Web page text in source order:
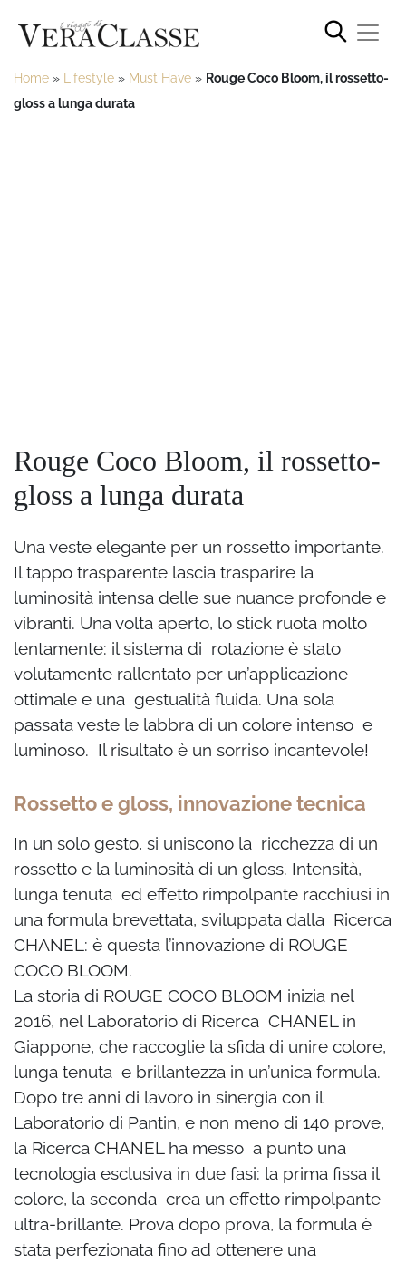
Home » Lifestyle » Must Have » Rouge Coco Bloom, il rossetto-
gloss a lunga durata
Rouge Coco Bloom, il rossetto-
gloss a lunga durata
Una veste elegante per un rossetto importante.
Il tappo trasparente lascia trasparire la
luminosità intensa delle sue nuance profonde e
vibranti. Una volta aperto, lo stick ruota molto
lentamente: il sistema di rotazione è stato
volutamente rallentato per un’applicazione
ottimale e una gestualità fluida. Una sola
passata veste le labbra di un colore intenso e
luminoso. Il risultato è un sorriso incantevole!
Rossetto e gloss, innovazione tecnica
In un solo gesto, si uniscono la ricchezza di un
rossetto e la luminosità di un gloss. Intensità,
lunga tenuta ed effetto rimpolpante racchiusi in
una formula brevettata, sviluppata dalla Ricerca
CHANEL: è questa l’innovazione di ROUGE
COCO BLOOM.
La storia di ROUGE COCO BLOOM inizia nel
2016, nel Laboratorio di Ricerca CHANEL in
Giappone, che raccoglie la sfida di unire colore,
lunga tenuta e brillantezza in un’unica formula.
Dopo tre anni di lavoro in sinergia con il
Laboratorio di Pantin, e non meno di 140 prove,
la Ricerca CHANEL ha messo a punto una
tecnologia esclusiva in due fasi: la prima fissa il
colore, la seconda crea un effetto rimpolpante
ultra-brillante. Prova dopo prova, la formula è
stata perfezionata fino ad ottenere una